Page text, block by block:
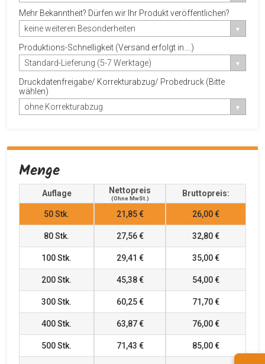
Mehr Bekanntheit? Dürfen wir Ihr Produkt veröffentlichen?
keine weiteren Besonderheiten
Produktions-Schnelligkeit (Versand erfolgt in....)
Standard-Lieferung (5-7 Werktage)
Druckdatenfreigabe/ Korrekturabzug/ Probedruck (Bitte
wählen)
ohne Korrekturabzug
Menge
Auflage Nettopreis
(ohne MwSt.)
Bruttopreis:
50Stk. 21,85 € 26,00 €
80Stk. 27,56 € 32,80 €
100Stk. 29,41 € 35,00 €
200Stk. 45,38 € 54,00 €
300Stk. 60,25 € 71,70 €
400Stk. 63,87 € 76,00 €
500Stk. 71,43 € 85,00 €